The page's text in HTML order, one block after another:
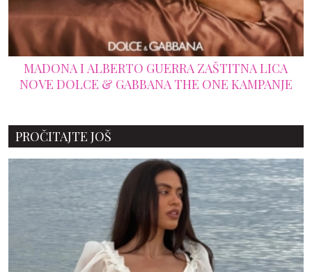
5 STVARI KOJE MORATE IMATI OVOG LETA AKO
ŽELITE DA BUDETE NAJVEĆI ŠMEKER
PROČITAJTE JOŠ